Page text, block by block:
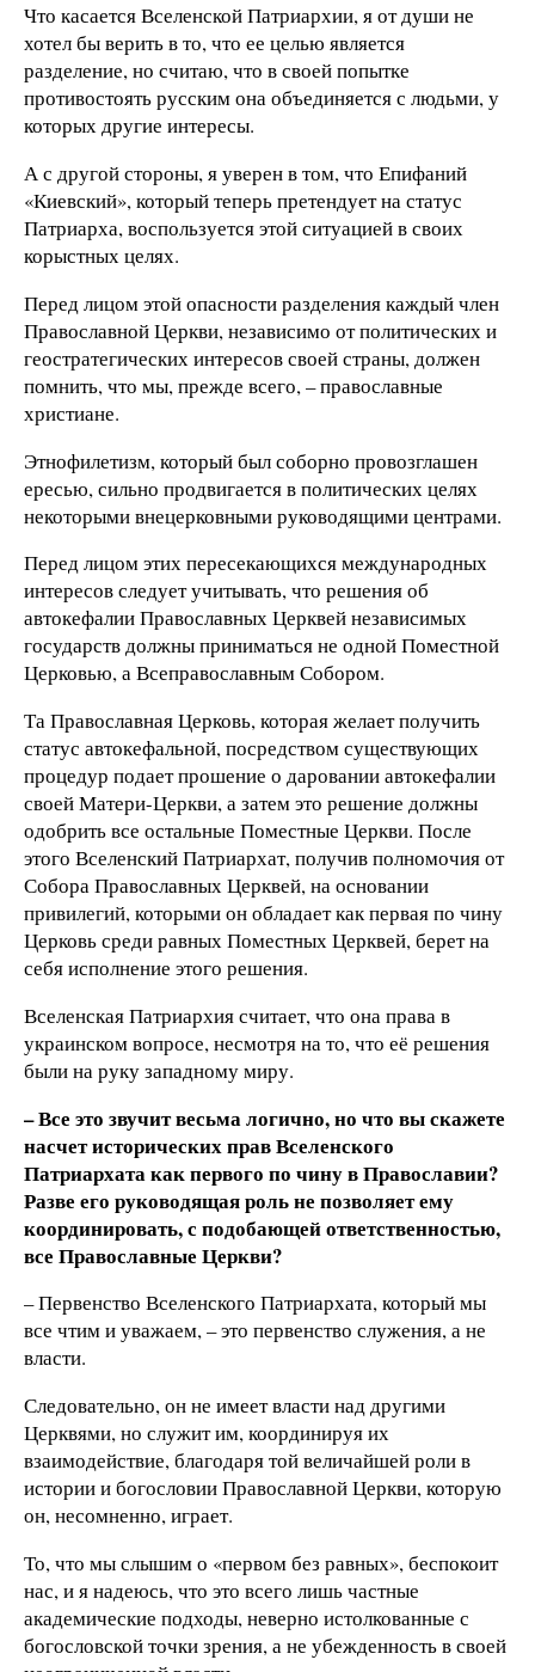
Что касается Вселенской Патриархии, я от души не
хотел бы верить в то, что ее целью является
разделение, но считаю, что в своей попытке
противостоять русским она объединяется с людьми, у
которых другие интересы.
А с другой стороны, я уверен в том, что Епифаний
«Киевский», который теперь претендует на статус
Патриарха, воспользуется этой ситуацией в своих
корыстных целях.
Перед лицом этой опасности разделения каждый член
Православной Церкви, независимо от политических и
геостратегических интересов своей страны, должен
помнить, что мы, прежде всего, – православные
христиане.
Этнофилетизм, который был соборно провозглашен
ересью, сильно продвигается в политических целях
некоторыми внецерковными руководящими центрами.
Перед лицом этих пересекающихся международных
интересов следует учитывать, что решения об
автокефалии Православных Церквей независимых
государств должны приниматься не одной Поместной
Церковью, а Всеправославным Собором.
Та Православная Церковь, которая желает получить
статус автокефальной, посредством существующих
процедур подает прошение о даровании автокефалии
своей Матери-Церкви, а затем это решение должны
одобрить все остальные Поместные Церкви. После
этого Вселенский Патриархат, получив полномочия от
Собора Православных Церквей, на основании
привилегий, которыми он обладает как первая по чину
Церковь среди равных Поместных Церквей, берет на
себя исполнение этого решения.
Вселенская Патриархия считает, что она права в
украинском вопросе, несмотря на то, что её решения
были на руку западному миру.
– Все это звучит весьма логично, но что вы скажете
насчет исторических прав Вселенского
Патриархата как первого по чину в Православии?
Разве его руководящая роль не позволяет ему
координировать, с подобающей ответственностью,
все Православные Церкви?
– Первенство Вселенского Патриархата, который мы
все чтим и уважаем, – это первенство служения, а не
власти.
Следовательно, он не имеет власти над другими
Церквями, но служит им, координируя их
взаимодействие, благодаря той величайшей роли в
истории и богословии Православной Церкви, которую
он, несомненно, играет.
То, что мы слышим о «первом без равных», беспокоит
нас, и я надеюсь, что это всего лишь частные
академические подходы, неверно истолкованные с
богословской точки зрения, а не убежденность в своей